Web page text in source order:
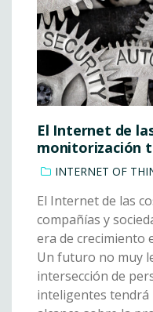
El Internet de
monitorización
INTERNET OF
El Internet de las
compañías y
era de crecimiento
Un futuro no muy
intersección de
inteligentes tendrá